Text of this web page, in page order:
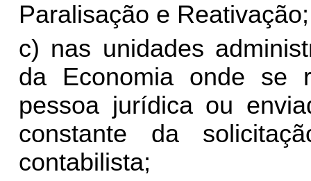
Paralisação e Reativação;
c) nas unidades
da Economia onde se
pessoa jurídica ou
constante da
contabilista;